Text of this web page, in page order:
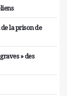
la prison de
» des